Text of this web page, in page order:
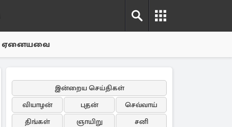
ஏனையவை
இன்றைய செய்திகள்
வியாழன்
புதன்
செவ்வாய்
திங்கள்
ஞாயிறு
சனி